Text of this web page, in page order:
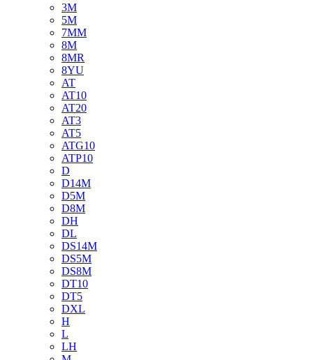
3M
5M
7MM
8M
8MR
8YU
AT
AT10
AT20
AT3
AT5
ATG10
ATP10
D
D14M
D5M
D8M
DH
DL
DS14M
DS5M
DS8M
DT10
DT5
DXL
H
L
LH